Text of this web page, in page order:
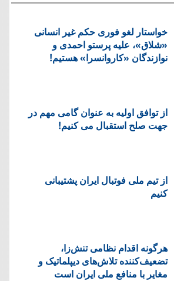
خواستار لغو فوری حکم غیر انسانی
«شلاق»، علیه پرستو احمدی و
نوازندگان «کاروانسرا» هستیم!
از توافق اولیه به عنوان گامی مهم در
جهت صلح استقبال می کنیم!
از تیم ملی فوتبال ایران پشتیبانی
کنیم
هرگونه اقدام نظامی تنش‌زا،
تضعیف‌کننده تلاش‌های دیپلماتیک و
مغایر با منافع ملی ایران است